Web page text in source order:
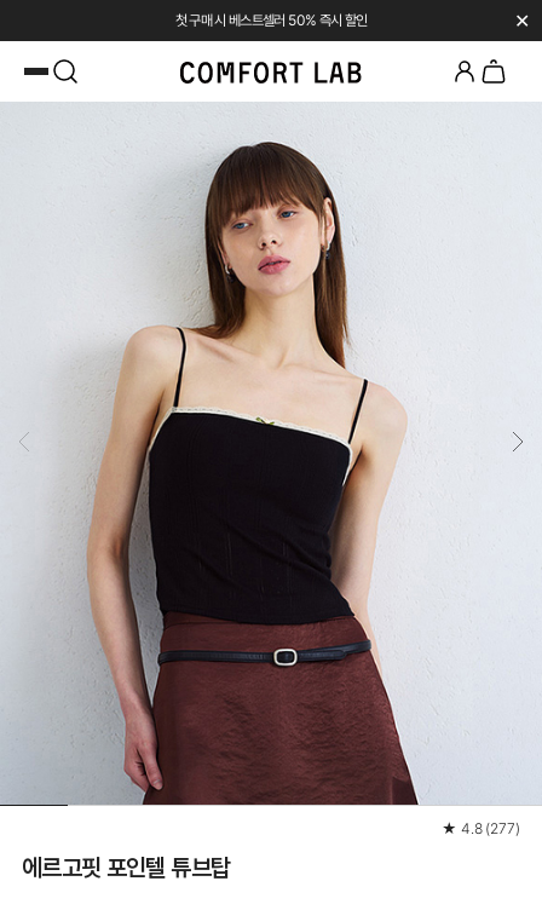
첫 구매 시 베스트셀러 50% 즉시 할인 ✕
★ 4.8 (277)
에르고핏 포인텔 튜브탑